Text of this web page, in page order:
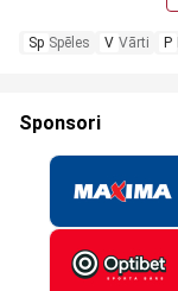
Sp Spēles V Vārti P
Sponsori